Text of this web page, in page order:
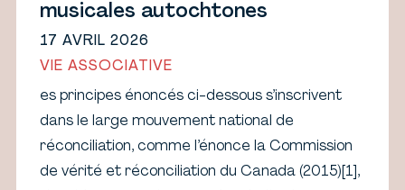
musicales autochtones
17 AVRIL 2026
VIE ASSOCIATIVE
es principes énoncés ci-dessous s’inscrivent
dans le large mouvement national de
réconciliation, comme l’énonce la Commission
de vérité et réconciliation du Canada (2015)[1],